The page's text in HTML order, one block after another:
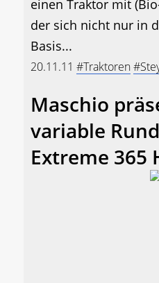
einen Traktor mit
der sich nicht nur in
Basis...
20.11.11 #Traktoren
Maschio
variable
Extreme 365